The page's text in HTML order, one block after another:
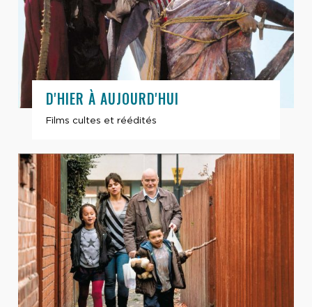
D'HIER À AUJOURD'HUI
Films cultes et réédités